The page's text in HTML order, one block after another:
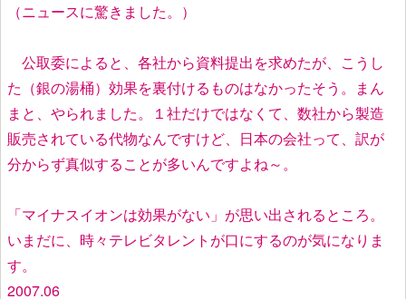
（ニュースに驚きました。）
公取委によると、各社から資料提出を求めたが、こうし
た（銀の湯桶）効果を裏付けるものはなかったそう。まん
まと、やられました。１社だけではなくて、数社から製造
販売されている代物なんですけど、日本の会社って、訳が
分からず真似することが多いんですよね～。
「マイナスイオンは効果がない」が思い出されるところ。
いまだに、時々テレビタレントが口にするのが気になりま
す。
2007.06